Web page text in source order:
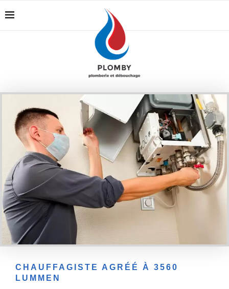
CHAUFFAGISTE AGRÉÉ À 3560
LUMMEN